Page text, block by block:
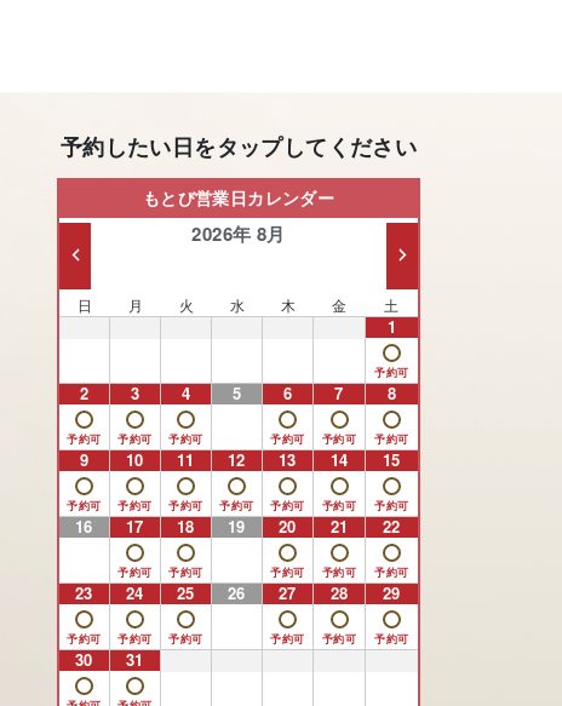
予約したい日をタップしてください
もとび営業日カレンダー
2026年 8月
日 月 火 水 木 金 土
1
2 3 4 5 6 7 8
9 10 11 12 13 14 15
16 17 18 19 20 21 22
23 24 25 26 27 28 29
30 31